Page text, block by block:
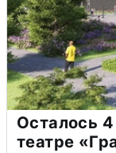
Осталось
театре